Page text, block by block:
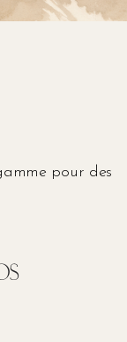
pour des